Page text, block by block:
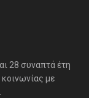
28 συναπτά έτη
με